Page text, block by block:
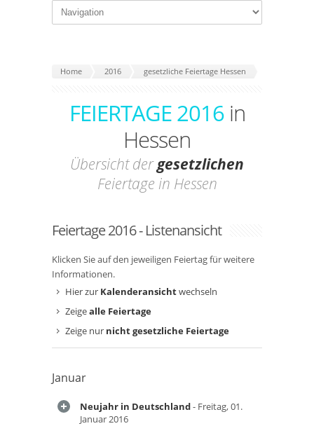
Home 2016 gesetzliche Feiertage Hessen
FEIERTAGE 2016in
Hessen
Übersicht dergesetzlichen
Feiertage in Hessen
Feiertage 2016 - Listenansicht
Klicken Sie auf den jeweiligen Feiertag für weitere
Informationen.
Hier zur Kalenderansichtwechseln
Zeigealle Feiertage
Zeige nur nicht gesetzliche Feiertage
Januar
Neujahr in Deutschland- Freitag, 01.
Januar 2016